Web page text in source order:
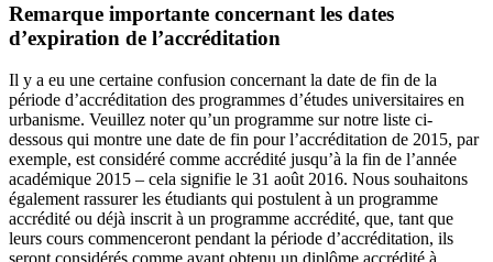
Remarque importante concernant les dates
d’expiration de l’accréditation
Il y a eu une certaine confusion concernant la date de fin de la
période d’accréditation des programmes d’études universitaires en
urbanisme. Veuillez noter qu’un programme sur notre liste ci-
dessous qui montre une date de fin pour l’accréditation de 2015, par
exemple, est considéré comme accrédité jusqu’à la fin de l’année
académique 2015 – cela signifie le 31 août 2016. Nous souhaitons
également rassurer les étudiants qui postulent à un programme
accrédité ou déjà inscrit à un programme accrédité, que, tant que
leurs cours commenceront pendant la période d’accréditation, ils